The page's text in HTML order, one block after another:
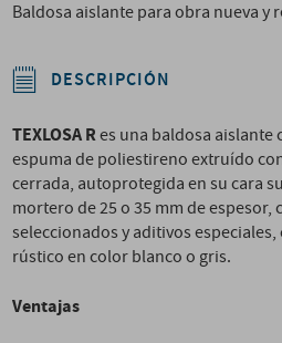
Baldosa aislante para obra nueva
DESCRIPCIÓN
TEXLOSA Res una baldosa aislante
espuma de poliestireno extruído
cerrada, autoprotegida en su cara
mortero de 25 o 35 mm de
seleccionados y aditivos
rústico en color blanco o gris.
Ventajas